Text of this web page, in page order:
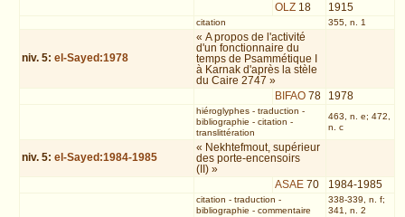
OLZ 18 1915
citation 355, n. 1
niv. 5:el-Sayed:1978
« A propos de l'activité
d'un fonctionnaire du
temps de Psammétique I
à Karnak d'après la stèle
du Caire 2747 »
BIFAO 78 1978
hiéroglyphes- traduction -
bibliographie - citation -
translittération
463, n. e; 472,
n. c
niv. 5:el-Sayed:1984-1985
« Nekhtefmout, supérieur
des porte-encensoirs
(II) »
ASAE 70 1984-1985
citation - traduction -
bibliographie - commentaire
338-339, n. f;
341, n. 2